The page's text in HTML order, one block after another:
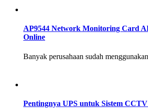
AP9544 Network Monitoring Card
Online
Banyak perusahaan sudah
Pentingnya UPS untuk Sistem